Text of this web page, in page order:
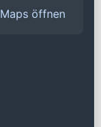
öffnen